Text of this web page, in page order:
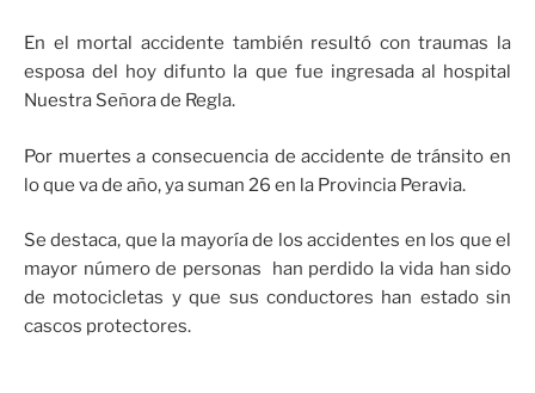
En el mortal accidente también resultó con traumas la
esposa del hoy difunto la que fue ingresada al hospital
Nuestra Señora de Regla.
Por muertes a consecuencia de accidente de tránsito en
lo que va de año, ya suman 26 en la Provincia Peravia.
Se destaca, que la mayoría de los accidentes en los que el
mayor número de personas han perdido la vida han sido
de motocicletas y que sus conductores han estado sin
cascos protectores.